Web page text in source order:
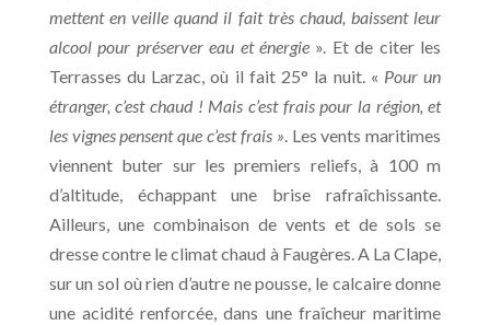
mettent en veille quand il fait très chaud, baissent leur
alcool pour préserver eau et énergie ». Et de citer les
Terrasses du Larzac, où il fait 25° la nuit. « Pour un
étranger, c’est chaud ! Mais c’est frais pour la région, et
les vignes pensent que c’est frais ». Les vents maritimes
viennent buter sur les premiers reliefs, à 100 m
d’altitude, échappant une brise rafraîchissante.
Ailleurs, une combinaison de vents et de sols se
dresse contre le climat chaud à Faugères. A La Clape,
sur un sol où rien d’autre ne pousse, le calcaire donne
une acidité renforcée, dans une fraîcheur maritime